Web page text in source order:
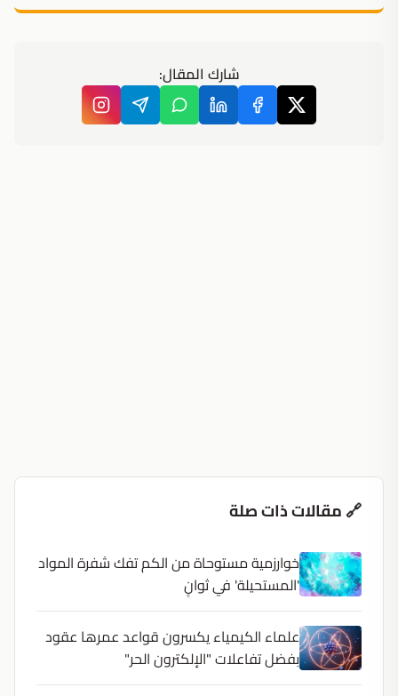
شارك المقال:
🔗 مقالات ذات صلة
خوارزمية مستوحاة من الكم تفك شفرة المواد
'المستحيلة' في ثوانٍ
علماء الكيمياء يكسرون قواعد عمرها عقود
بفضل تفاعلات "الإلكترون الحر"